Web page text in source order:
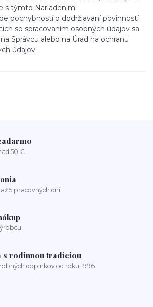
s týmto Nariadením
pochybností o dodržiavaní povinností
so spracovaním osobných údajov sa
Správcu alebo na Úrad na ochranu
údajov.
50 €
5 pracovných dní
s rodinnou tradíciou
doplnkov od roku 1996